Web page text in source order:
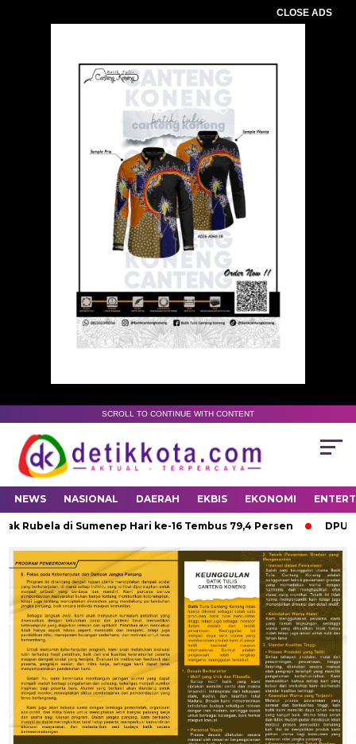
CLOSE ADS
SCROLL TO CONTINUE WITH CONTENT
NEWS NASIONAL DAERAH EKBIS EKONOMI
Rubela di Sumenep Hari ke-16 Tembus 79,4 Persen DPUTR